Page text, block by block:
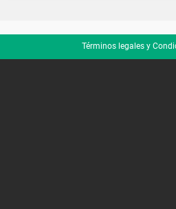
Términos legales y